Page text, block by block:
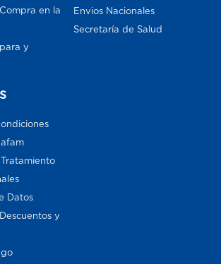
en la
y
Envios Nacionales
Secretaría de Salud
Datos
y